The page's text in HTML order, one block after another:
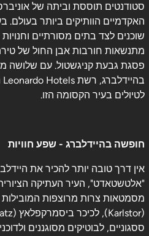
סטודנטים תוססת וביתה של
האקדמיים הוותיקים ביותר בעולם.
שוכנים לצד בתים מסורתיים
מתנשאות חורבות אבן החול של
פסגת גבעת קניגשטול. עם שלושה
לטיולים בעיר הקסומה הזו.
חופשה בהיידלברג - שפע חוויות
אין דרך טובה יותר להכיר את
"אלטשטאדט", העיר העתיקה
מסמטאות צרות מרוצפות
ססגוניים, לבוטיקים מסוגננים